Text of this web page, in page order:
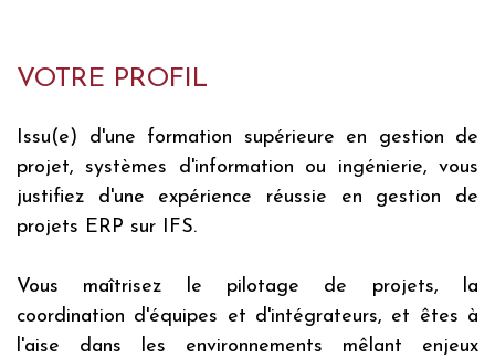
VOTRE PROFIL
Issu(e) d'une formation supérieure en gestion de
projet, systèmes d'information ou ingénierie, vous
justifiez d'une expérience réussie en gestion de
projets ERP sur IFS.
Vous maîtrisez le pilotage de projets, la
coordination d'équipes et d'intégrateurs, et êtes à
l'aise dans les environnements mêlant enjeux